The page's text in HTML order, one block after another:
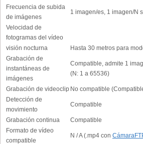
Frecuencia de subida
de imágenes
1 imagen/es, 1 imagen/N
Velocidad de
fotogramas del vídeo
visión nocturna
Hasta 30 metros para
Grabación de
instantáneas de
imágenes
Compatible, admite 1
(N: 1 a 65536)
Grabación de videoclip No compatible
Detección de
movimiento
Compatible
Grabación continua
Compatible
Formato de vídeo
compatible
N / A (.mp4 con